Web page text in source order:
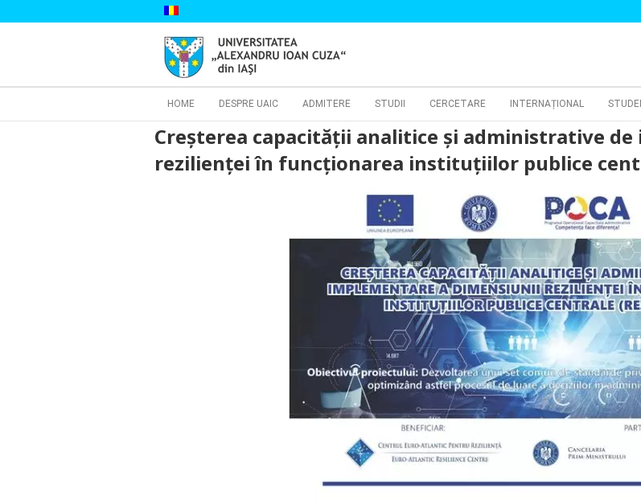
to
Cautare...
HOME DESPRE UAIC ADMITERE STUDII CERCETARE INTERNAȚIONAL
Creșterea capacității analitice și administrative
rezilienței în funcționarea instituțiilor publice